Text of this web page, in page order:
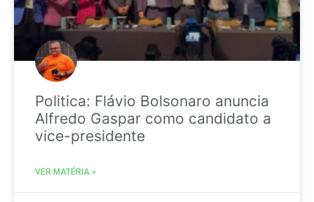
Politica: Flávio Bolsonaro anuncia
Alfredo Gaspar como candidato a
vice-presidente
VER MATÉRIA »